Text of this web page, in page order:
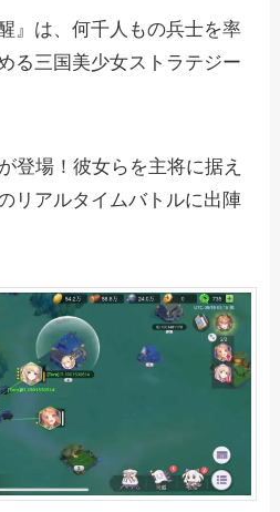
』は、何千人もの兵士を率
る三国美少女ストラテジー
登場！彼女らを主将に据え
リアルタイムバトルに出陣